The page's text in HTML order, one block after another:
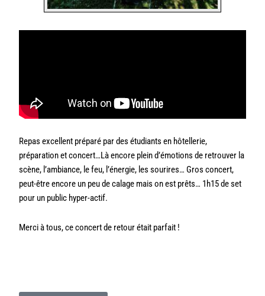
Repas excellent préparé par des étudiants en hôtellerie,
préparation et concert…Là encore plein d’émotions de retrouver la
scène, l’ambiance, le feu, l’énergie, les sourires… Gros concert,
peut-être encore un peu de calage mais on est prêts… 1h15 de set
pour un public hyper-actif.
Merci à tous, ce concert de retour était parfait !